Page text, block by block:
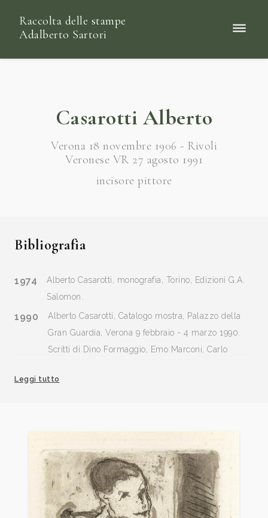
Raccolta delle stampe
Adalberto Sartori
Casarotti Alberto
Verona 18 novembre 1906 - Rivoli
Veronese VR 27 agosto 1991
incisore pittore
Bibliografia
1974
Alberto Casarotti, monografia, Torino, Edizioni G.A.
Salomon.
1990
Alberto Casarotti, Catalogo mostra, Palazzo della
Gran Guardia, Verona 9 febbraio - 4 marzo 1990.
Scritti di Dino Formaggio, Emo Marconi, Carlo
Cenni biografici, attività espositiva, giudizi critici
Kaisserlian, et al.). Elenco delle opere esposte.
Editore Comune di Verona, pp. 104.
Leggi tutto